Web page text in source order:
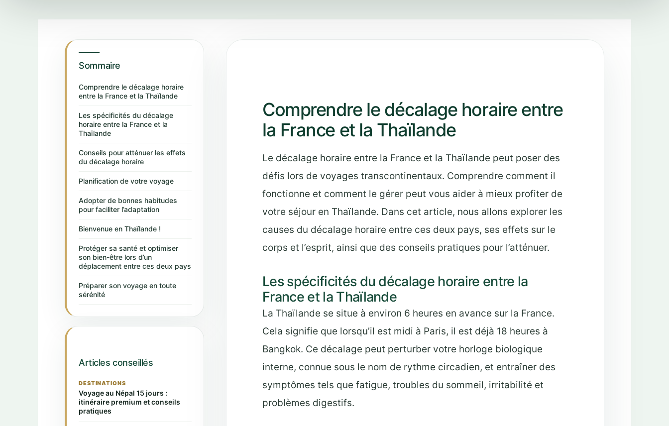
Sommaire
Comprendre le décalage horaire
entre la France et la Thaïlande
Les spécificités du décalage
horaire entre la France et la
Thaïlande
Conseils pour atténuer les effets
du décalage horaire
Planification de votre voyage
Adopter de bonnes habitudes
pour faciliter l’adaptation
Bienvenue en Thaïlande !
Protéger sa santé et optimiser
son bien-être lors d’un
déplacement entre ces deux pays
Préparer son voyage en toute
sérénité
Articles conseillés
DESTINATIONS
Voyage au Népal 15 jours :
itinéraire premium et conseils
pratiques
Comprendre le décalage horaire entre
la France et la Thaïlande
Le décalage horaire entre la France et la Thaïlande peut poser des
défis lors de voyages transcontinentaux. Comprendre comment il
fonctionne et comment le gérer peut vous aider à mieux profiter de
votre séjour en Thaïlande. Dans cet article, nous allons explorer les
causes du décalage horaire entre ces deux pays, ses effets sur le
corps et l’esprit, ainsi que des conseils pratiques pour l’atténuer.
Les spécificités du décalage horaire entre la
France et la Thaïlande
La Thaïlande se situe à environ 6 heures en avance sur la France.
Cela signifie que lorsqu’il est midi à Paris, il est déjà 18 heures à
Bangkok. Ce décalage peut perturber votre horloge biologique
interne, connue sous le nom de rythme circadien, et entraîner des
symptômes tels que fatigue, troubles du sommeil, irritabilité et
problèmes digestifs.